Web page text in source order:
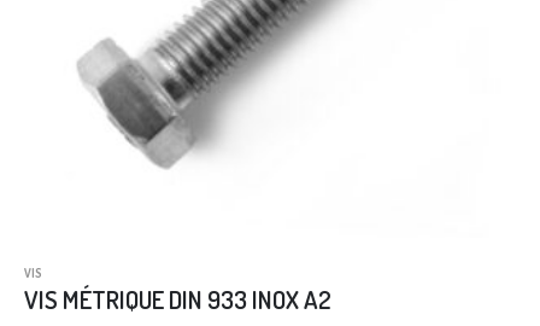
VIS
VIS MÉTRIQUE DIN 933 INOX A2